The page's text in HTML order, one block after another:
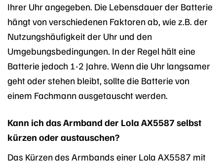
Ihrer Uhr angegeben. Die Lebensdauer der Batterie
hängt von verschiedenen Faktoren ab, wie z.B. der
Nutzungshäufigkeit der Uhr und den
Umgebungsbedingungen. In der Regel hält eine
Batterie jedoch 1-2 Jahre. Wenn die Uhr langsamer
geht oder stehen bleibt, sollte die Batterie von
einem Fachmann ausgetauscht werden.
Kann ich das Armband der Lola AX5587 selbst
kürzen oder austauschen?
Das Kürzen des Armbands einer Lola AX5587 mit